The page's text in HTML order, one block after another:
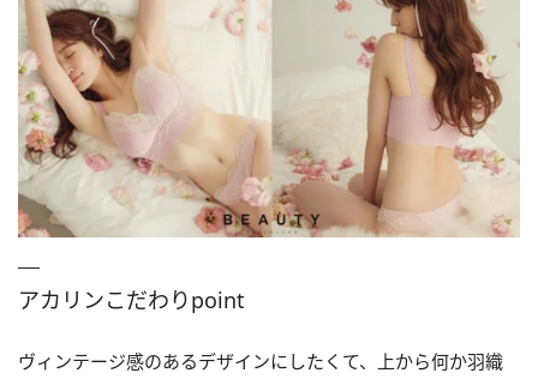
アカリンこだわりpoint
ヴィンテージ感のあるデザインにしたくて、上から何か羽織